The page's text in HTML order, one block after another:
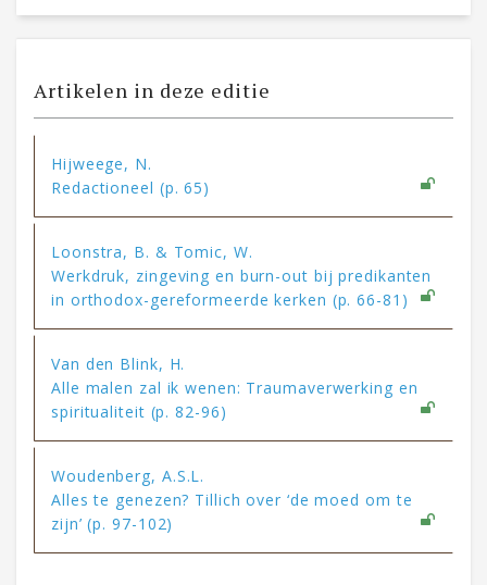
Artikelen in deze editie
Hijweege, N.
Redactioneel (p. 65)
Loonstra, B. & Tomic, W.
Werkdruk, zingeving en burn-out bij predikanten
in orthodox-gereformeerde kerken (p. 66-81)
Van den Blink, H.
Alle malen zal ik wenen: Traumaverwerking en
spiritualiteit (p. 82-96)
Woudenberg, A.S.L.
Alles te genezen? Tillich over ‘de moed om te
zijn’ (p. 97-102)